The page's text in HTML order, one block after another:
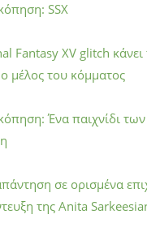
SSX
Fantasy XV glitch
μέλος του κόμματος
Ένα παιχνίδι
σε ορισμένα
της Anita